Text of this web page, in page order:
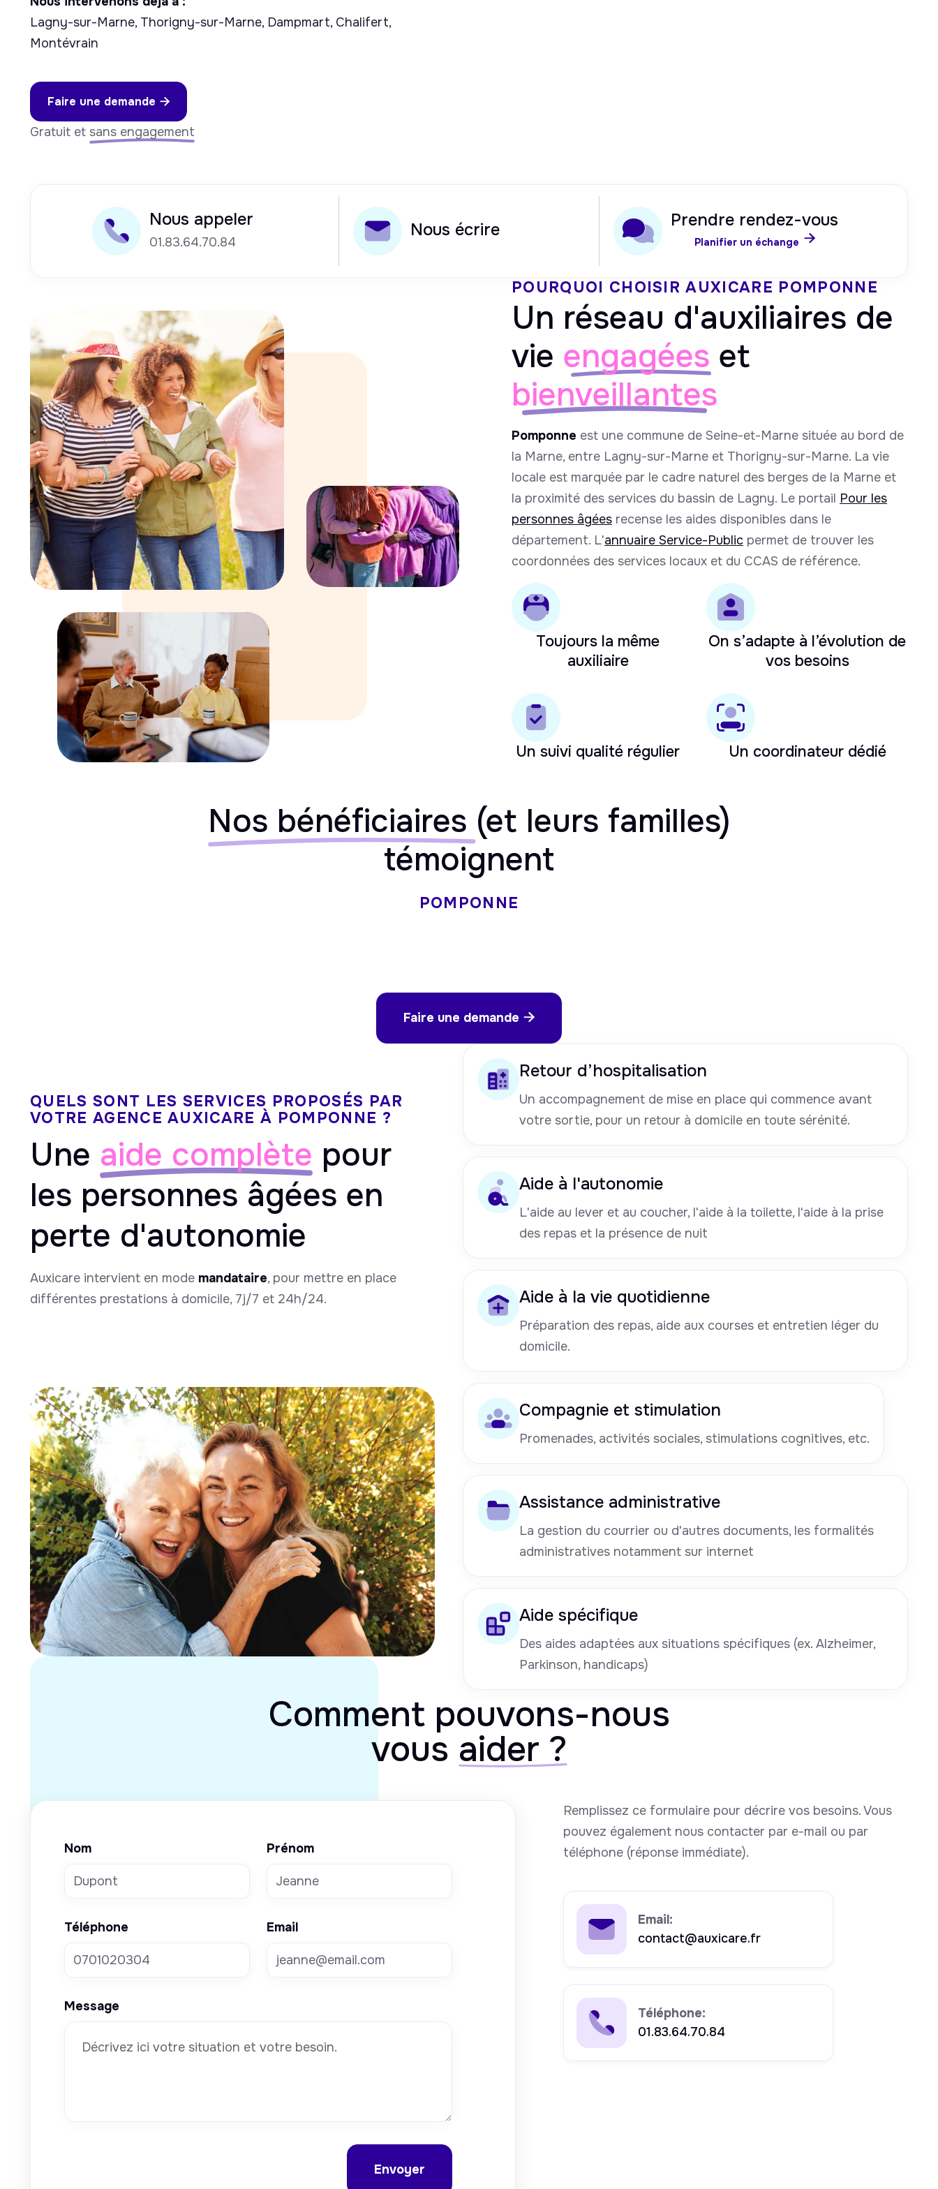
Lagny-sur-Marne, Thorigny-sur-Marne, Dampmart, Chalifert,
Montévrain
Faire une demande 
Gratuit et sans engagement
Nous appeler
01.83.64.70.84
Nous écrire Prendre rendez-vous
Planifier un échange 
POURQUOI CHOISIR AUXICARE POMPONNE
Un réseau d'auxiliaires de
vie engagées et
bienveillantes
Pomponne est une commune de Seine-et-Marne située au bord de
la Marne, entre Lagny-sur-Marne et Thorigny-sur-Marne. La vie
locale est marquée par le cadre naturel des berges de la Marne et
la proximité des services du bassin de Lagny. Le portail Pour les
personnes âgées recense les aides disponibles dans le
département. L'annuaire Service-Public permet de trouver les
coordonnées des services locaux et du CCAS de référence.
Toujours la même
auxiliaire
On s’adapte à l’évolution de
vos besoins
Un suivi qualité régulier Un coordinateur dédié
Nos bénéficiaires (et leurs familles)
témoignent
POMPONNE
Faire une demande 
QUELS SONT LES SERVICES PROPOSÉS PAR
VOTRE AGENCE AUXICARE À POMPONNE ?
Une aide complète pour
les personnes âgées en
perte d'autonomie
Auxicare intervient en mode mandataire, pour mettre en place
différentes prestations à domicile, 7j/7 et 24h/24.
Retour d’hospitalisation
Un accompagnement de mise en place qui commence avant
votre sortie, pour un retour à domicile en toute sérénité.
Aide à l'autonomie
L'aide au lever et au coucher, l'aide à la toilette, l'aide à la prise
des repas et la présence de nuit
Aide à la vie quotidienne
Préparation des repas, aide aux courses et entretien léger du
domicile.
Compagnie et stimulation
Promenades, activités sociales, stimulations cognitives, etc.
Assistance administrative
La gestion du courrier ou d'autres documents, les formalités
administratives notamment sur internet
Aide spécifique
Des aides adaptées aux situations spécifiques (ex. Alzheimer,
Parkinson, handicaps)
Comment pouvons-nous
vous aider ?
Nom Prénom
Téléphone Email
Message
Remplissez ce formulaire pour décrire vos besoins. Vous
pouvez également nous contacter par e-mail ou par
téléphone (réponse immédiate).
Email:
contact@auxicare.fr
Téléphone:
01.83.64.70.84